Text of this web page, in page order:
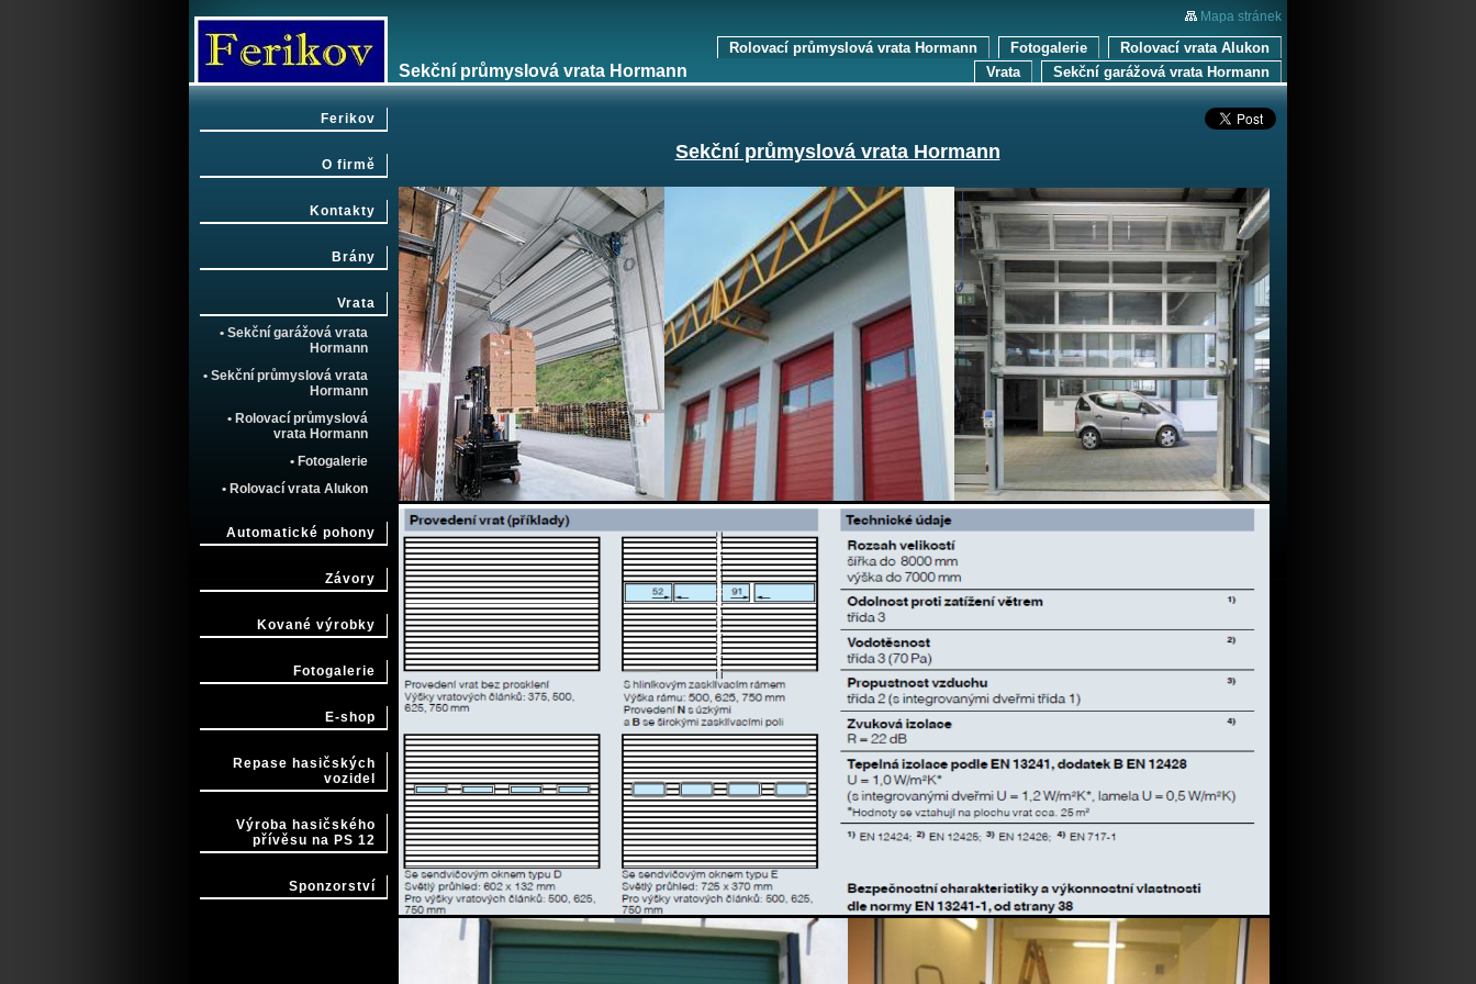
Mapa stránek
Sekční průmyslová vrata Hormann
Rolovací vrata Alukon
Fotogalerie
Rolovací průmyslová vrata Hormann
Sekční garážová vrata Hormann
Vrata
Ferikov
O firmě
Kontakty
Brány
Vrata
• Sekční garážová vrata
Hormann
• Sekční průmyslová vrata
Hormann
• Rolovací průmyslová
vrata Hormann
• Fotogalerie
• Rolovací vrata Alukon
Automatické pohony
Závory
Kované výrobky
Fotogalerie
E-shop
Repase hasičských
vozidel
Výroba hasičského
přívěsu na PS 12
Sponzorství
Sekční průmyslová vrata Hormann